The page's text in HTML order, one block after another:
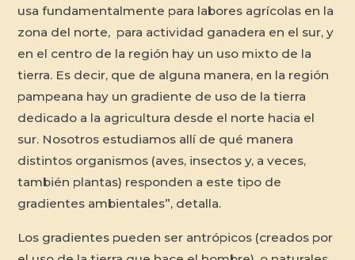
usa fundamentalmente para labores agrícolas en la
zona del norte, para actividad ganadera en el sur, y
en el centro de la región hay un uso mixto de la
tierra. Es decir, que de alguna manera, en la región
pampeana hay un gradiente de uso de la tierra
dedicado a la agricultura desde el norte hacia el
sur. Nosotros estudiamos allí de qué manera
distintos organismos (aves, insectos y, a veces,
también plantas) responden a este tipo de
gradientes ambientales”, detalla.
Los gradientes pueden ser antrópicos (creados por